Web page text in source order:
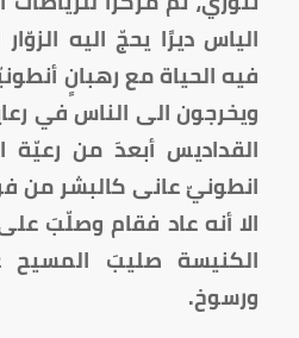
الياس ديرًا يحجّ اليه
فيه الحياة مع رهبانٍ
ويخرجون الى الناس في
القداديس أبعدَ من
انطونيّ عانى كالبشر من
الا أنه عاد فقام وصلّبَ
الكنيسة صليبَ المسيح
ورسوخ.